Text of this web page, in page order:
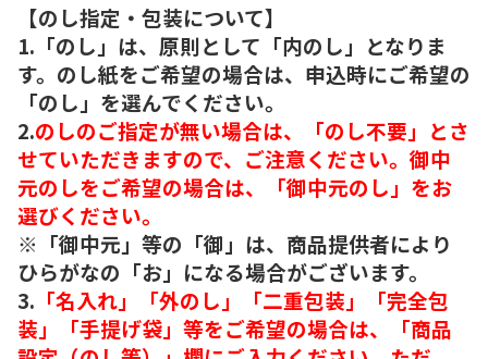
【のし指定・包装について】
1.「のし」は、原則として「内のし」となりま
す。のし紙をご希望の場合は、申込時にご希望の
「のし」を選んでください。
2.のしのご指定が無い場合は、「のし不要」とさ
せていただきますので、ご注意ください。御中
元のしをご希望の場合は、「御中元のし」をお
選びください。
※「御中元」等の「御」は、商品提供者により
ひらがなの「お」になる場合がございます。
3. 「名入れ」「外のし」「二重包装」「完全包
装」「手提げ袋」等をご希望の場合は、「商品